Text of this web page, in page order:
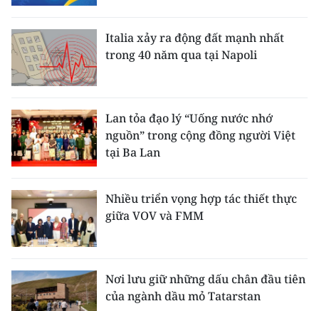
Italia xảy ra động đất mạnh nhất
trong 40 năm qua tại Napoli
Lan tỏa đạo lý “Uống nước nhớ
nguồn” trong cộng đồng người Việt
tại Ba Lan
Nhiều triển vọng hợp tác thiết thực
giữa VOV và FMM
Nơi lưu giữ những dấu chân đầu tiên
của ngành dầu mỏ Tatarstan